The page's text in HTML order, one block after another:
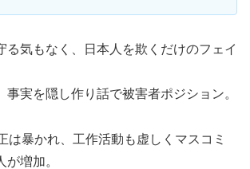
る気もなく、日本人を欺くだけのフェイ
事実を隠し作り話で被害者ポジション。
は暴かれ、工作活動も虚しくマスコミ
増加。